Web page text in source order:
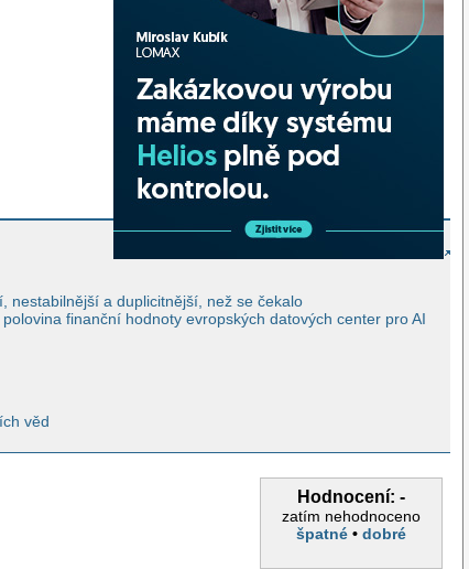
nestabilnější a duplicitnější, než se čekalo
finanční hodnoty evropských datových center pro AI
věd
Hodnocení: -
zatím nehodnoceno
špatné• dobré